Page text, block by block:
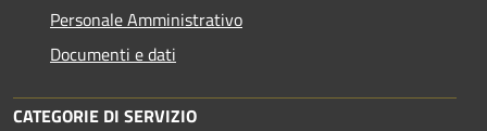
Personale Amministrativo
Documenti e dati
CATEGORIE DI SERVIZIO